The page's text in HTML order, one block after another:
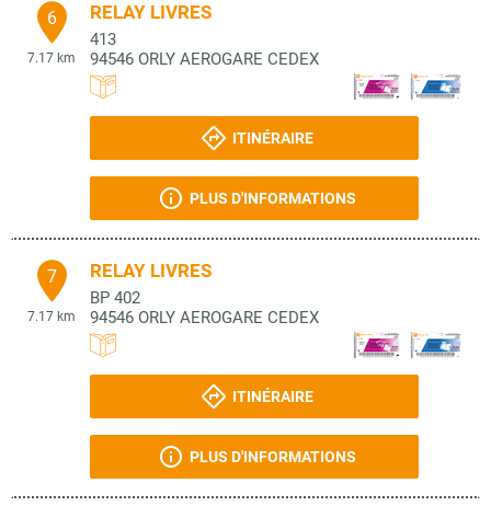
6
7.17 km
RELAY LIVRES
413
94546 ORLY AEROGARE CEDEX
ITINÉRAIRE
PLUS D'INFORMATIONS
7
7.17 km
RELAY LIVRES
BP 402
94546 ORLY AEROGARE CEDEX
ITINÉRAIRE
PLUS D'INFORMATIONS